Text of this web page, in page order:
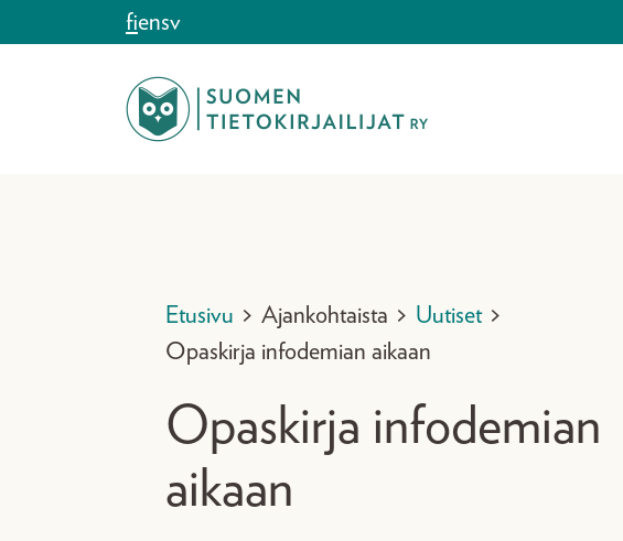
Siirry sisältöönfiensv
Etusivu > Ajankohtaista > Uutiset >
Opaskirja infodemian aikaan
Opaskirja infodemian
aikaan